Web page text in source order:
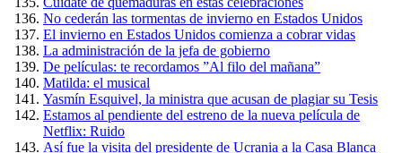
No cederán las tormentas de invierno en Estados Unidos
El invierno en Estados Unidos comienza a cobrar vidas
La administración de la jefa de gobierno
De películas: te recordamos ”Al filo del mañana”
Matilda: el musical
Yasmín Esquivel, la ministra que acusan de plagiar su Tesis
Estamos al pendiente del estreno de la nueva película de
Netflix: Ruido
Así fue la visita del presidente de Ucrania a la Casa Blanca